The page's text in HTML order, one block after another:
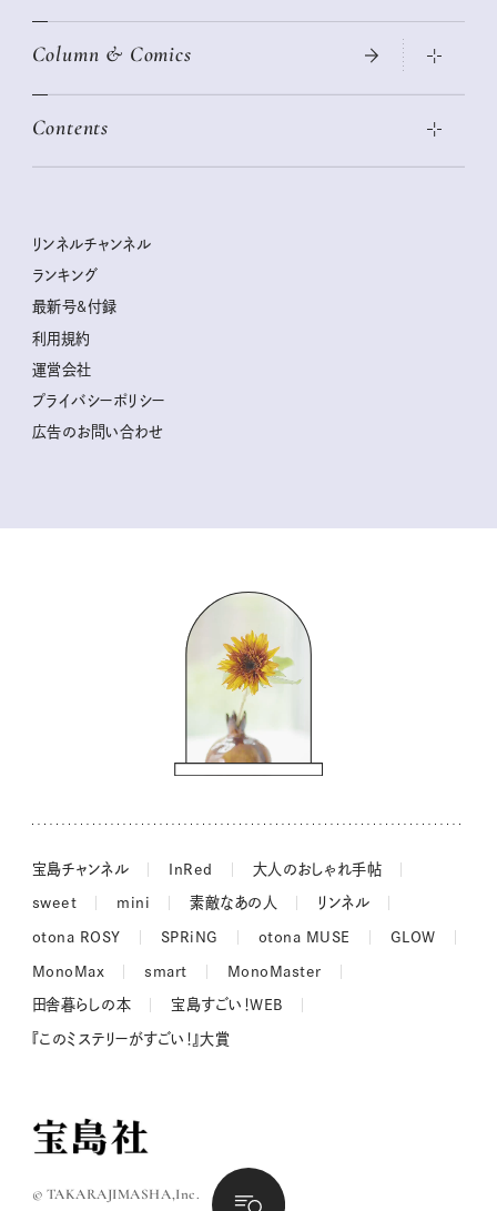
ニトリ・イケア・無印良品で賢くおしゃれなインテリア
絶品、お餅レシピ大集合！
クラフトビール案内
2026年春夏 トレンドファッションニュース
女子旅おすすめスポット 暮らすように心地いいリンネル旅ガイ
リンネル 暮らしの道具大賞
ナチュラルメイクレッスン
喜ばれる贈り物手帖
猫と一緒に心地いい暮らし
Column & Comics
ぐれいさん
空想喫茶トラノコクさんのあの店この店、喫茶訪問日記
圷みほさんのゆるっと週末キャンプ通信
豆柴・まもるくんの旅日記
柳沢小実さんのお散歩するようなゆるり旅
valoさんのかわいいもの探し
コウケンテツのヒトワザ巡り
ノーラのフィンランド旅気分
吉田羊さんの着物と12のアソビゴコロ
長谷川あかりさんの今週もお疲れ様つまみ
Contents
リンネル暮らし部
リンネルチャンネル
おぱんつ君のわくわく楽しい一週間占い
毎日が心地よくなるリンネルタロット
リンネルチャンネル
ランキング
最新号&付録
利用規約
運営会社
プライバシーポリシー
広告のお問い合わせ
宝島チャンネル InRed 大人のおしゃれ手帖
sweet mini 素敵なあの人 リンネル
otona ROSY SPRiNG otona MUSE GLOW
MonoMax smart MonoMaster
田舎暮らしの本 宝島すごい！WEB
『このミステリーがすごい！』大賞
© TAKARAJIMASHA,Inc.